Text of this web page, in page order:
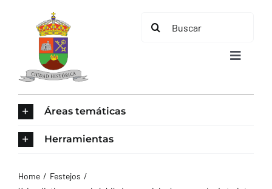
contenido
Buscar:
Toggle
Áreas temáticas
Herramientas
Home
Festejos